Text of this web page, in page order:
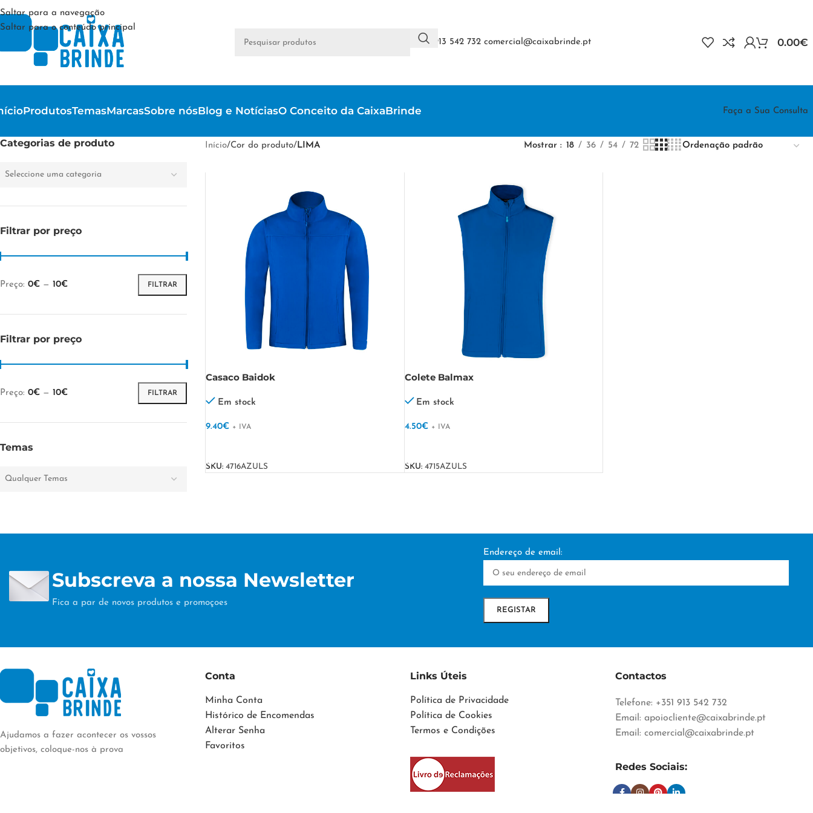
Saltar para a navegação
Saltar para o conteúdo principal
+351 913 542 732 comercial@caixabrinde.pt 0.00€
ProdutosTemasMarcasSobre nósBlog e NotíciasO Conceito da CaixaBrinde Faça a Sua Consulta
Categorias de produto
Seleccione uma categoria
Filtrar por preço
FILTRAR
Preço: 0€ — 10€
Filtrar por preço
FILTRAR
Preço: 0€ — 10€
Temas
Qualquer Temas
Início/Cor do produto/ LIMA Mostrar 18 36 54 72
Casaco Baidok
Em stock
9.40€ + IVA
SKU: 4716AZULS
Colete Balmax
Em stock
4.50€ + IVA
SKU: 4715AZULS
Subscreva a nossa Newsletter
Fica a par de novos produtos e promoçoes
Endereço de email:
Ajudamos a fazer acontecer os vossos
objetivos, coloque-nos à prova
Conta
Minha Conta
Histórico de Encomendas
Alterar Senha
Favoritos
Links Úteis
Política de Privacidade
Política de Cookies
Termos e Condições
Contactos
Telefone: +351 913 542 732
Email: apoiocliente@caixabrinde.pt
Email: comercial@caixabrinde.pt
Redes Sociais: